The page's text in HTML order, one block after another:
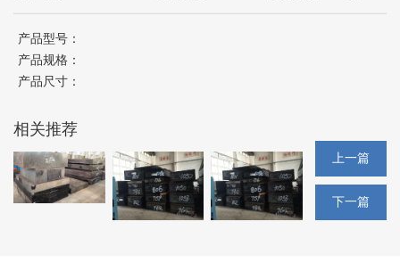
产品型号：
产品规格：
产品尺寸：
相关推荐
上一篇
下一篇